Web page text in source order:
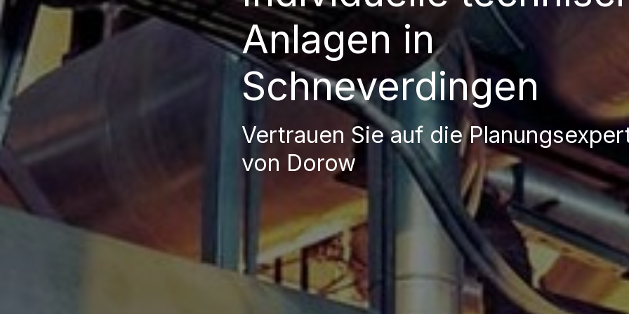
Anlagen in
Schneverdingen
Vertrauen Sie auf die
von Dorow